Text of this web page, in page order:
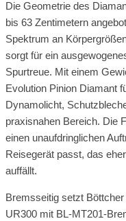
Die Geometrie des
bis 63 Zentimetern
Spektrum an
sorgt für ein
Spurtreue. Mit einem
Evolution Pinion Diamant
Dynamolicht,
praxisnahen Bereich. Die
einen unaufdringlichen
Reisegerät passt, das
auffällt.
Bremsseitig setzt
UR300 mit BL-MT201-